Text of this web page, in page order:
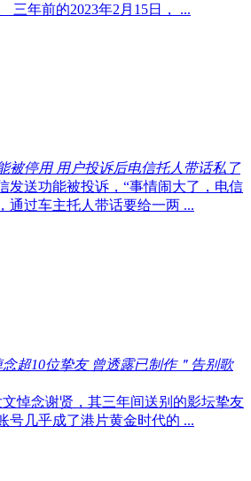
三年前的2023年2月15日， ...
被停用 用户投诉后电信托人带话私了
发送功能被投诉，“事情闹大了，电信
通过车主托人带话要给一两 ...
超10位挚友 曾透露已制作＂告别歌
文悼念谢贤，其三年间送别的影坛挚友
号几乎成了港片黄金时代的 ...